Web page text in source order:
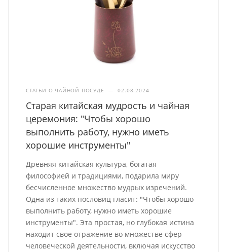
СТАТЬИ О ЧАЙНОЙ ПОСУДЕ — 02.08.2024
Старая китайская мудрость и чайная
церемония: "Чтобы хорошо
выполнить работу, нужно иметь
хорошие инструменты"
Древняя китайская культура, богатая
философией и традициями, подарила миру
бесчисленное множество мудрых изречений.
Одна из таких пословиц гласит: "Чтобы хорошо
выполнить работу, нужно иметь хорошие
инструменты". Эта простая, но глубокая истина
находит свое отражение во множестве сфер
человеческой деятельности, включая искусство